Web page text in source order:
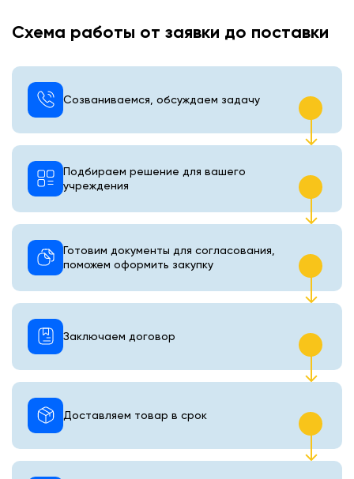
Схема работы от заявки до поставки
Созваниваемся, обсуждаем задачу
Подбираем решение для вашего
учреждения
Готовим документы для согласования,
поможем оформить закупку
Доставляем товар в срок
Заключаем договор